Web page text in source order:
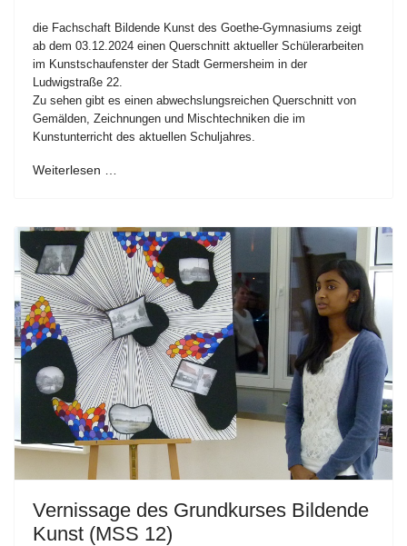
die Fachschaft Bildende Kunst des Goethe-Gymnasiums zeigt
ab dem 03.12.2024 einen Querschnitt aktueller Schülerarbeiten
im Kunstschaufenster der Stadt Germersheim in der
Ludwigstraße 22.
Zu sehen gibt es einen abwechslungsreichen Querschnitt von
Gemälden, Zeichnungen und Mischtechniken die im
Kunstunterricht des aktuellen Schuljahres.
Weiterlesen …
Vernissage des Grundkurses Bildende
Kunst (MSS 12)